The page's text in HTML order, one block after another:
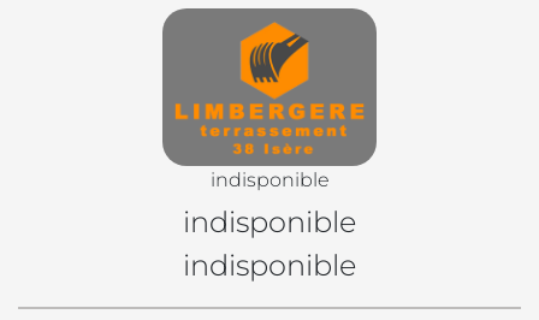
indisponible
indisponible
indisponible